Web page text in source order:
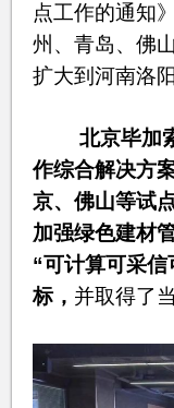
点工作的通知
州、青岛、佛
扩大到河南洛
北京毕加
作综合解决方
京、佛山等试
加强绿色建材
“可计算可采信
标， 并取得了